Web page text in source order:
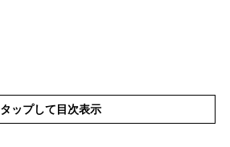
タップして目次表示